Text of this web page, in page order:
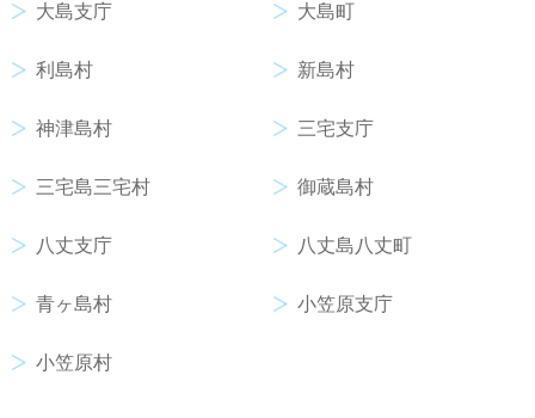
大島支庁 大島町
利島村 新島村
神津島村 三宅支庁
三宅島三宅村 御蔵島村
八丈支庁 八丈島八丈町
青ヶ島村 小笠原支庁
小笠原村